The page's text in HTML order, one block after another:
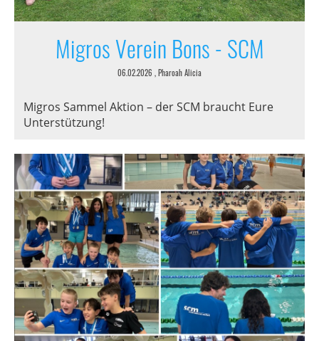
Migros Verein Bons - SCM
06.02.2026 , Pharoah Alicia
Migros Sammel Aktion – der SCM braucht Eure
Unterstützung!